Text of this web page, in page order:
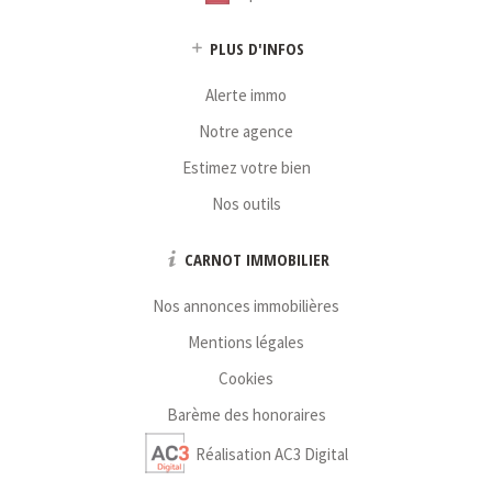
PLUS D'INFOS
Alerte immo
Notre agence
Estimez votre bien
Nos outils
CARNOT IMMOBILIER
Nos annonces immobilières
Mentions légales
Cookies
Barème des honoraires
Réalisation AC3 Digital